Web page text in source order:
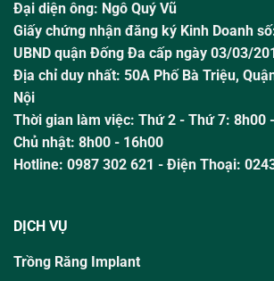
Đại diện ông: Ngô Quý Vũ
Giấy chứng nhận đăng ký Kinh Doanh
UBND quận Đống Đa cấp ngày 03/03/
Địa chỉ duy nhất: 50A Phố Bà Triệu,
Nội
Thời gian làm việc: Thứ 2 - Thứ 7: 8h00
Chủ nhật: 8h00 - 16h00
Hotline: 0987 302 621 - Điện Thoại:
DỊCH VỤ
Trồng Răng Implant